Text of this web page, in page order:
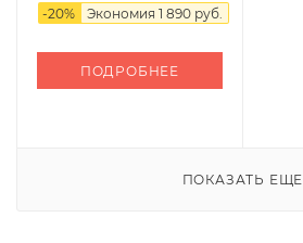
-20% Экономия 1 890 руб.
ПОДРОБНЕЕ
ПОКАЗАТЬ ЕЩЕ